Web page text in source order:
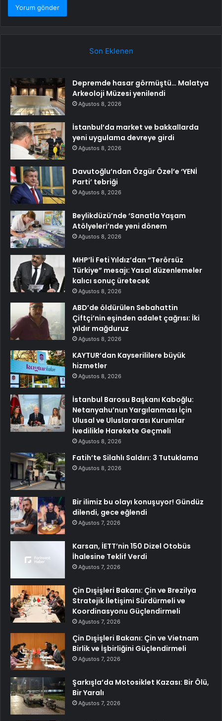
Son Eklenen
Depremde hasar görmüştü… Malatya
Arkeoloji Müzesi yenilendi
Ağustos 8, 2026
İstanbul’da market ve bakkallarda
yeni uygulama devreye girdi
Ağustos 8, 2026
Davutoğlu’ndan Özgür Özel’e ‘YENİ
Parti’ tebriği
Ağustos 8, 2026
Beylikdüzü’nde ‘Sanatla Yaşam
Atölyeleri’nde yeni dönem
Ağustos 8, 2026
MHP’li Feti Yıldız’dan “Terörsüz
Türkiye” mesajı: Yasal düzenlemeler
kalıcı sonuç üretecek
Ağustos 8, 2026
ABD’de öldürülen Sebahattin
Çiftçi’nin eşinden adalet çağrısı: İki
yıldır mağduruz
Ağustos 8, 2026
KAYTUR’dan Kayserililere büyük
hizmetler
Ağustos 8, 2026
İstanbul Barosu Başkanı Kaboğlu:
Netanyahu’nun Yargılanması İçin
Ulusal ve Uluslararası Kurumlar
İvedilikle Harekete Geçmeli
Ağustos 8, 2026
Fatih’te Silahlı Saldırı: 3 Tutuklama
Ağustos 8, 2026
Bir ilimiz bu olayı konuşuyor! Gündüz
dilendi, gece eğlendi
Ağustos 7, 2026
Karsan, İETT’nin 150 Dizel Otobüs
İhalesine Teklif Verdi
Ağustos 7, 2026
Çin Dışişleri Bakanı: Çin ve Brezilya
Stratejik İletişimi Sürdürmeli ve
Koordinasyonu Güçlendirmeli
Ağustos 7, 2026
Çin Dışişleri Bakanı: Çin ve Vietnam
Birlik ve İşbirliğini Güçlendirmeli
Ağustos 7, 2026
Şarkışla’da Motosiklet Kazası: Bir Ölü,
Bir Yaralı
Ağustos 7, 2026